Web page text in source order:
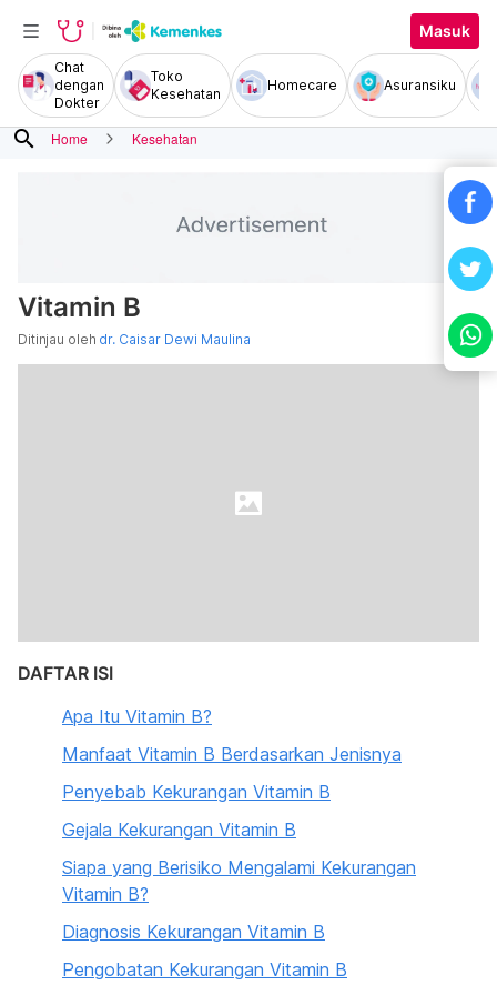
Masuk
Chat
dengan
Dokter
Toko
Kesehatan
Homecare Asuransiku
search Home Kesehatan
Vitamin B
Ditinjau oleh dr. Caisar Dewi Maulina
DAFTAR ISI
Apa Itu Vitamin B?
Manfaat Vitamin B Berdasarkan Jenisnya
Penyebab Kekurangan Vitamin B
Gejala Kekurangan Vitamin B
Siapa yang Berisiko Mengalami Kekurangan
Vitamin B?
Diagnosis Kekurangan Vitamin B
Pengobatan Kekurangan Vitamin B